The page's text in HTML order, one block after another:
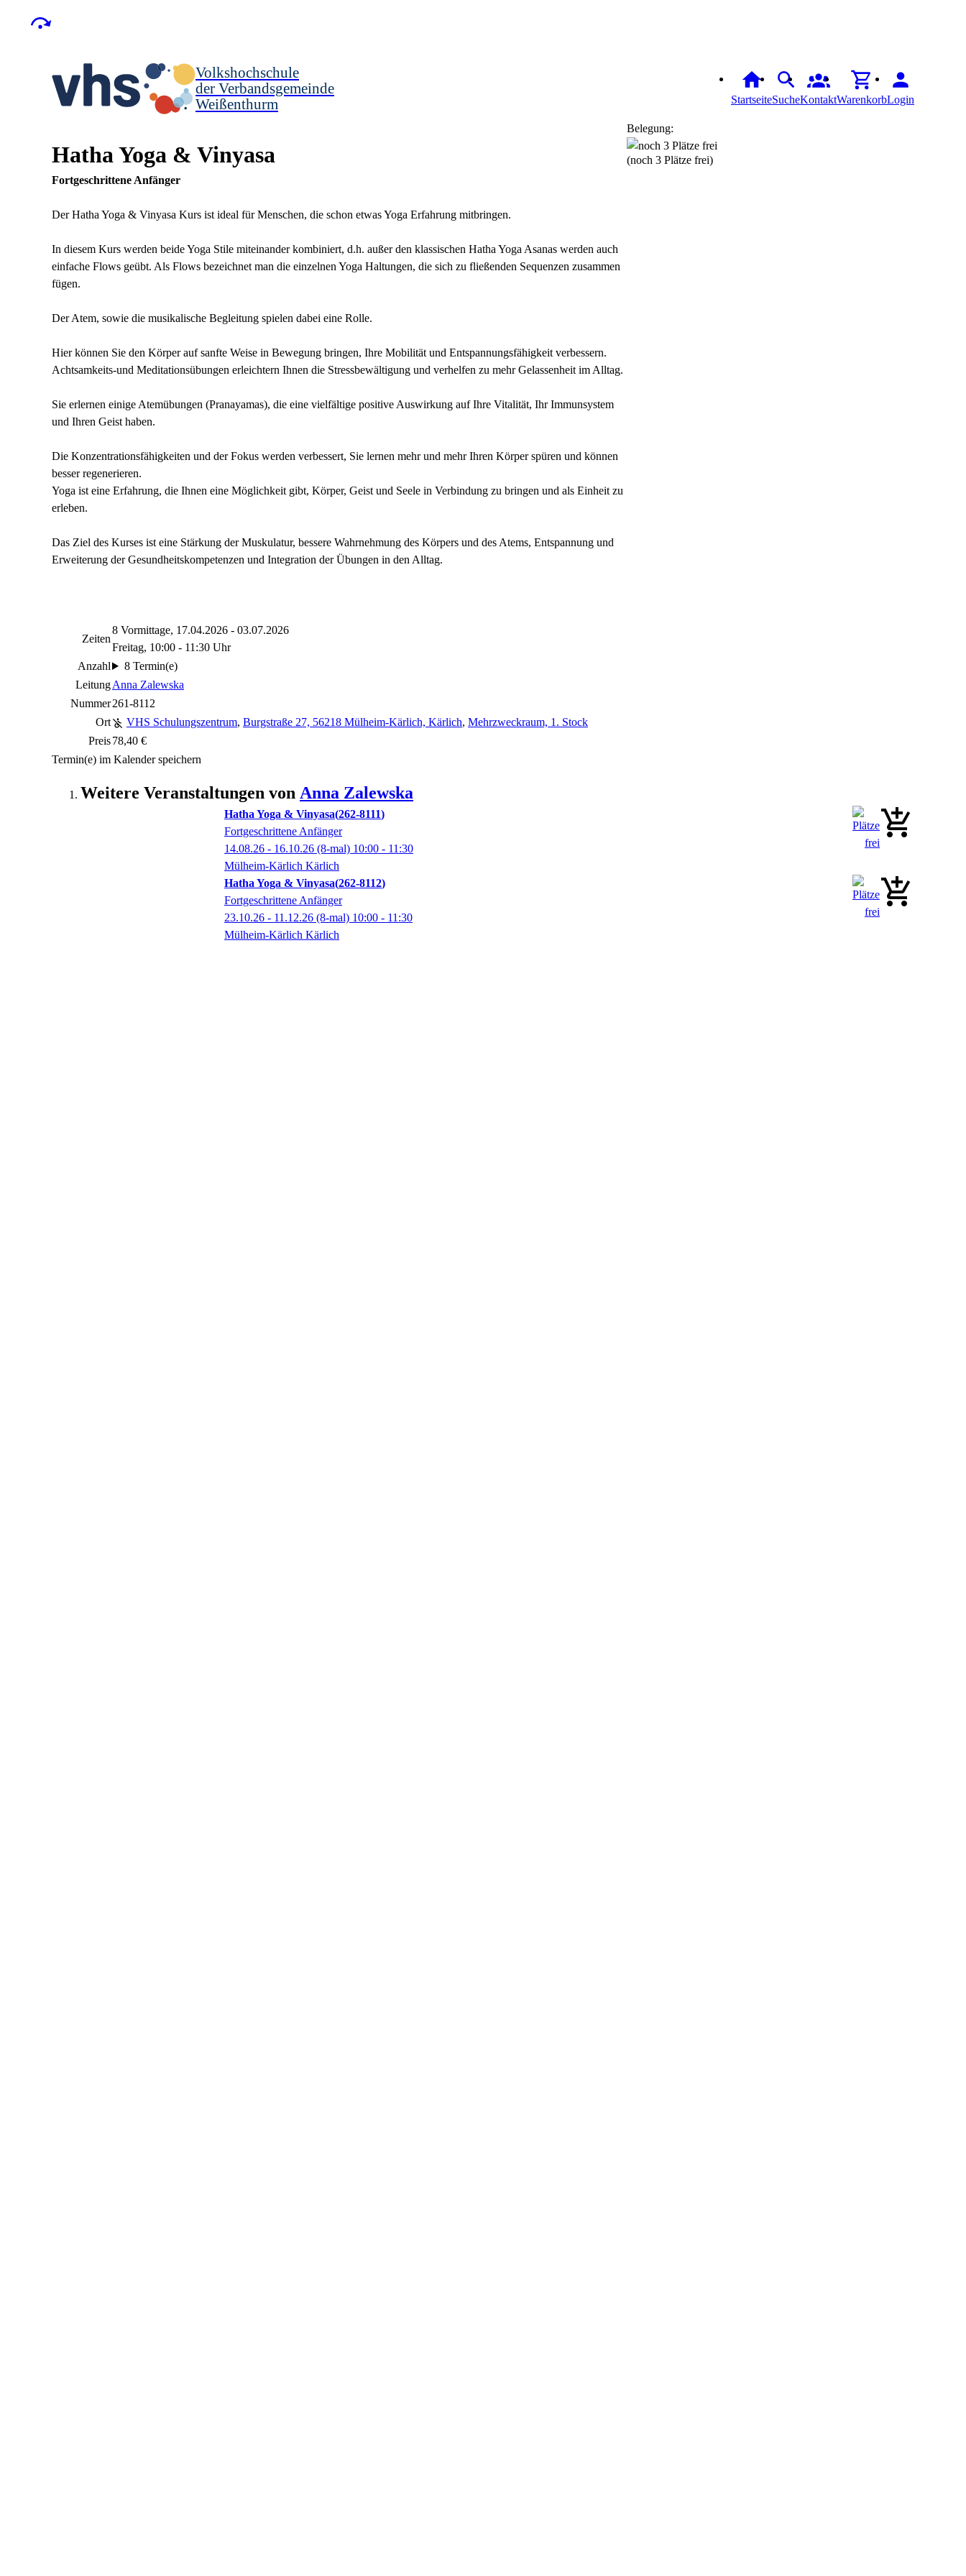
Volkshochschule
der Verbandsgemeinde
Weißenthurm
StartseiteSucheKontaktWarenkorbLogin
Hatha Yoga & Vinyasa
Fortgeschrittene Anfänger
Der Hatha Yoga & Vinyasa Kurs ist ideal für Menschen, die schon etwas Yoga Erfahrung mitbringen.
In diesem Kurs werden beide Yoga Stile miteinander kombiniert, d.h. außer den klassischen Hatha Yoga Asanas werden auch
einfache Flows geübt. Als Flows bezeichnet man die einzelnen Yoga Haltungen, die sich zu fließenden Sequenzen zusammen
fügen.
Der Atem, sowie die musikalische Begleitung spielen dabei eine Rolle.
Hier können Sie den Körper auf sanfte Weise in Bewegung bringen, Ihre Mobilität und Entspannungsfähigkeit verbessern.
Achtsamkeits-und Meditationsübungen erleichtern Ihnen die Stressbewältigung und verhelfen zu mehr Gelassenheit im Alltag.
Sie erlernen einige Atemübungen (Pranayamas), die eine vielfältige positive Auswirkung auf Ihre Vitalität, Ihr Immunsystem
und Ihren Geist haben.
Die Konzentrationsfähigkeiten und der Fokus werden verbessert, Sie lernen mehr und mehr Ihren Körper spüren und können
besser regenerieren.
Yoga ist eine Erfahrung, die Ihnen eine Möglichkeit gibt, Körper, Geist und Seele in Verbindung zu bringen und als Einheit zu
erleben.
Das Ziel des Kurses ist eine Stärkung der Muskulatur, bessere Wahrnehmung des Körpers und des Atems, Entspannung und
Erweiterung der Gesundheitskompetenzen und Integration der Übungen in den Alltag.
Zeiten
8 Vormittage, 17.04.2026 - 03.07.2026
Freitag, 10:00 - 11:30 Uhr
Anzahl
8 Termin(e)
LeitungAnna Zalewska
Nummer261-8112
Ort
VHS Schulungszentrum, Burgstraße 27, 56218 Mülheim-Kärlich, Kärlich, Mehrzweckraum, 1. Stock
Preis78,40 €
Termin(e) im Kalender speichern
Belegung:
(noch 3 Plätze frei)
Weitere Veranstaltungen von Anna Zalewska
Hatha Yoga & Vinyasa 262-8111
Fortgeschrittene Anfänger
14.08.26 - 16.10.26 (8-mal) 10:00 - 11:30
Mülheim-Kärlich Kärlich
Hatha Yoga & Vinyasa 262-8112
Fortgeschrittene Anfänger
23.10.26 - 11.12.26 (8-mal) 10:00 - 11:30
Mülheim-Kärlich Kärlich